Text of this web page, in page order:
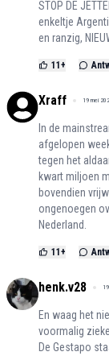
STOP DE
enkeltje
en ranzig,
11 +
Xraff 19 mei
In de
afgelopen
tegen het
kwart miljoen
bovendien
ongenoegen
Nederland.
11 +
henk.v28
En waag het
voormalig
De Gestapo